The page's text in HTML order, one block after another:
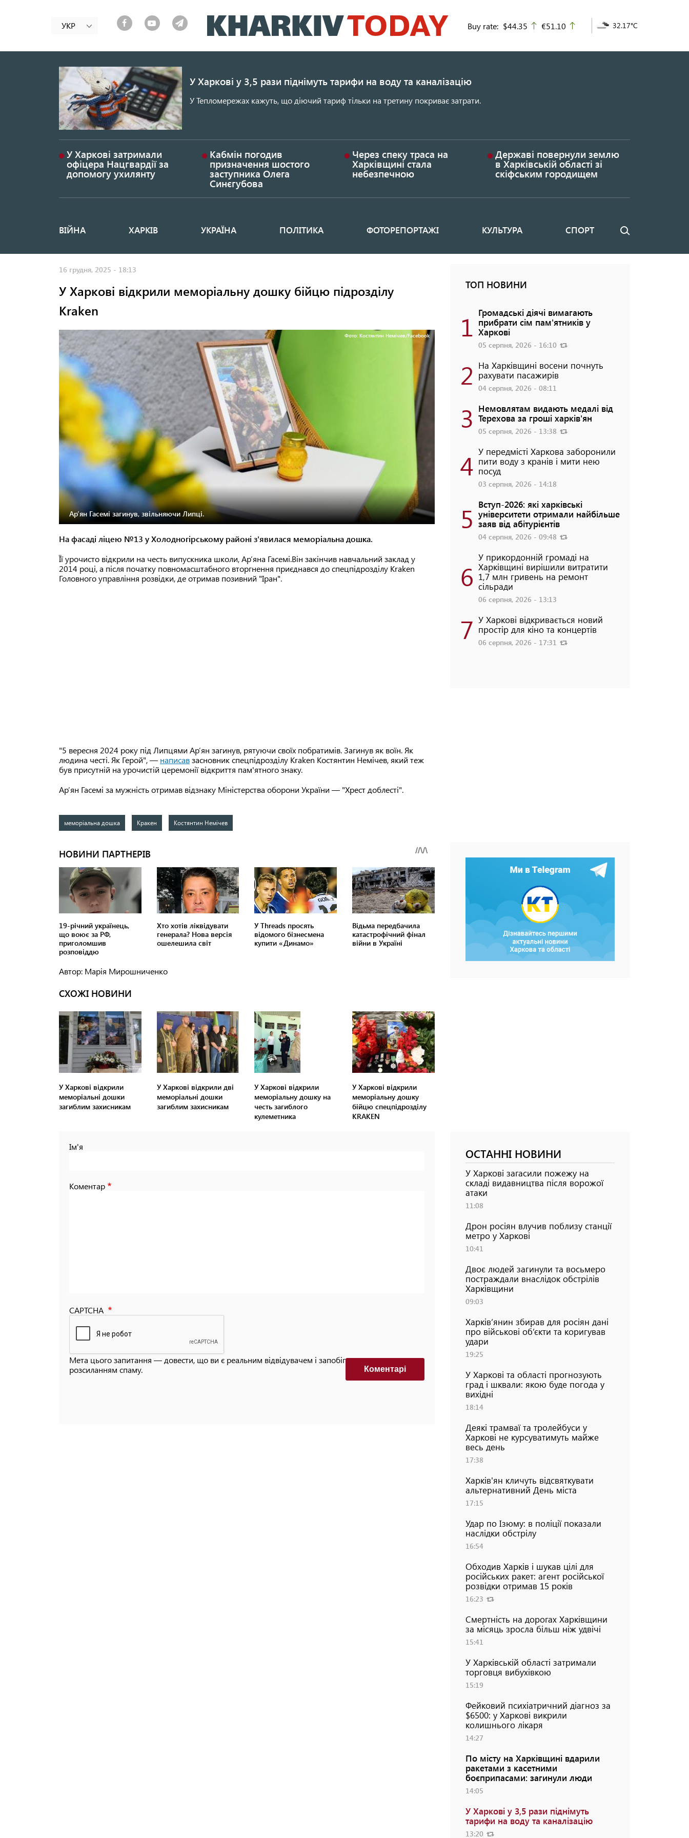
до
основного
УКР Buy rate: $44.35 up
€51.10 32.17°C
У Харкові у 3,5 рази піднімуть тарифи на воду та каналізацію
У Тепломережах кажуть, що діючий тариф тільки на третину покриває затрати.
У Харкові затримали
офіцера Нацгвардії за
допомогу ухилянту
Кабмін погодив
призначення шостого
заступника Олега
Синєгубова
Через спеку траса на
Харківщині стала
небезпечною
Державі повернули землю
в Харківській області зі
скіфським городищем
Основная
ВІЙНА ХАРКІВ УКРАЇНА ПОЛІТИКА ФОТОРЕПОРТАЖІ КУЛЬТУРА СПОРТ Пошук
16 грудня, 2025 - 18:13
У Харкові відкрили меморіальну дошку бійцю підрозділу
Kraken
Фото: Костянтин Немічев/Facebook
Ар’ян Гасемі загинув, звільняючи Липці.
На фасаді ліцею №13 у Холодногірському районі з'явилася меморіальна дошка.
Її урочисто відкрили на честь випускника школи, Ар’яна Гасемі.Він закінчив навчальний заклад у
2014 році, а після початку повномасштабного вторгнення приєднався до спецпідрозділу Kraken
Головного управління розвідки, де отримав позивний "Іран".
"5 вересня 2024 року під Липцями Ар’ян загинув, рятуючи своїх побратимів. Загинув як воїн. Як
людина честі. Як Герой", — написавзасновник спецпідрозділу Kraken Костянтин Немічев, який теж
був присутній на урочистій церемонії відкриття пам'ятного знаку.
Ар’ян Гасемі за мужність отримав відзнаку Міністерства оборони України — "Хрест доблесті".
меморіальна дошка Кракен Костянтин Немічев
Автор: Марія Мирошниченко
СХОЖІ НОВИНИ
У Харкові відкрили
меморіальні дошки
загиблим захисникам
У Харкові відкрили дві
меморіальні дошки
загиблим захисникам
У Харкові відкрили
меморіальну дошку на
честь загиблого
кулеметника
У Харкові відкрили
меморіальну дошку
бійцю спецпідрозділу
KRAKEN
Ім'я
Коментар
CAPTCHA
Мета цього запитання — довести, що ви є реальним відвідувачем і запобігти автоматизованим
розсиланням спаму.
Коментарi
ТОП НОВИНИ
1 Громадські діячі вимагають
прибрати сім пам'ятників у
Харкові
05 серпня, 2026 - 16:10
2 На Харківщині восени почнуть
рахувати пасажирів
04 серпня, 2026 - 08:11
3 Немовлятам видають медалі від
Терехова за гроші харків'ян
05 серпня, 2026 - 13:38
4 У передмісті Харкова заборонили
пити воду з кранів і мити нею
посуд
03 серпня, 2026 - 14:18
5 Вступ-2026: які харківські
університети отримали найбільше
заяв від абітурієнтів
04 серпня, 2026 - 09:48
6
У прикордонній громаді на
Харківщині вирішили витратити
1,7 млн гривень на ремонт
сільради
06 серпня, 2026 - 13:13
7 У Харкові відкривається новий
простір для кіно та концертів
06 серпня, 2026 - 17:31
ОСТАННІ НОВИНИ
У Харкові загасили пожежу на
складі видавництва після ворожої
атаки
11:08
Дрон росіян влучив поблизу станції
метро у Харкові
10:41
Двоє людей загинули та восьмеро
постраждали внаслідок обстрілів
Харківщини
09:03
Харків’янин збирав для росіян дані
про військові об’єкти та коригував
удари
19:25
У Харкові та області прогнозують
град і шквали: якою буде погода у
вихідні
18:14
Деякі трамваї та тролейбуси у
Харкові не курсуватимуть майже
весь день
17:38
Харків'ян кличуть відсвяткувати
альтернативний День міста
17:15
Удар по Ізюму: в поліції показали
наслідки обстрілу
16:54
Обходив Харків і шукав цілі для
російських ракет: агент російської
розвідки отримав 15 років
16:23
Смертність на дорогах Харківщини
за місяць зросла більш ніж удвічі
15:41
У Харківській області затримали
торговця вибухівкою
15:19
Фейковий психіатричний діагноз за
$6500: у Харкові викрили
колишнього лікаря
14:27
По місту на Харківщині вдарили
ракетами з касетними
боєприпасами: загинули люди
14:05
У Харкові у 3,5 рази піднімуть
тарифи на воду та каналізацію
13:20